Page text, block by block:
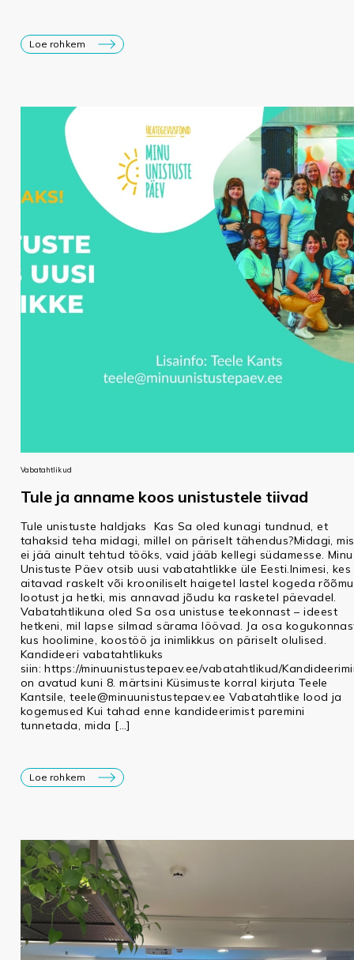
Loe rohkem
Vabatahtlikud
Tule ja anname koos unistustele tiivad
Tule unistuste haldjaks Kas Sa oled kunagi tundnud, et
tahaksid teha midagi, millel on päriselt tähendus?Midagi, mis
ei jää ainult tehtud tööks, vaid jääb kellegi südamesse. Minu
Unistuste Päev otsib uusi vabatahtlikke üle Eesti.Inimesi, kes
aitavad raskelt või krooniliselt haigetel lastel kogeda
lootust ja hetki, mis annavad jõudu ka rasketel päevadel.
Vabatahtlikuna oled Sa osa unistuse teekonnast – ideest
hetkeni, mil lapse silmad särama löövad. Ja osa
kus hoolimine, koostöö ja inimlikkus on päriselt olulised.
Kandideeri vabatahtlikuks
siin: https://minuunistustepaev.ee/vabatahtlikud/
on avatud kuni 8. märtsini Küsimuste korral kirjuta Teele
Kantsile, teele@minuunistustepaev.ee Vabatahtlike lood ja
kogemused Kui tahad enne kandideerimist paremini
tunnetada, mida […]
Loe rohkem